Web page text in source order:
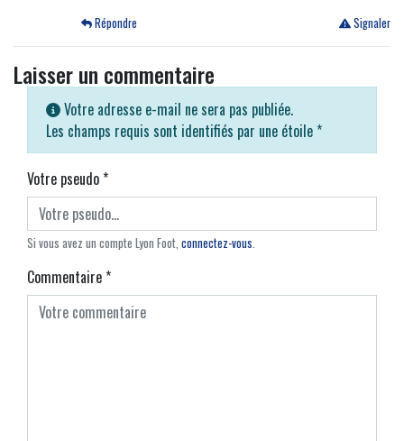
Signaler
Répondre
Laisser un commentaire
Votre adresse e-mail ne sera pas publiée.
Les champs requis sont identifiés par une étoile *
Votre pseudo*
Si vous avez un compte Lyon Foot, connectez-vous
Commentaire*